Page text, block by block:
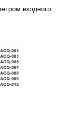
входного